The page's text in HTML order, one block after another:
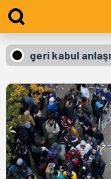
geri kabul